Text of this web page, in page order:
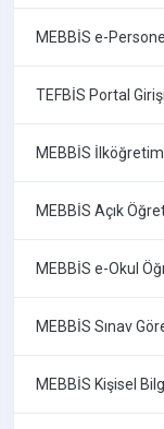
MEBBİS e-
TEFBİS Portal Girişi
MEBBİS
MEBBİS Açık
MEBBİS e-Okul
MEBBİS Sınav
MEBBİS Kişisel